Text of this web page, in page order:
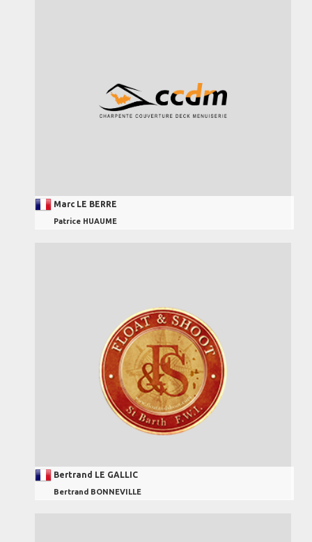
Marc LE BERRE
Patrice HUAUME
Bertrand LE GALLIC
Bertrand BONNEVILLE